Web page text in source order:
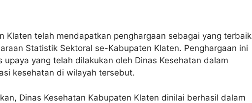
Klaten telah mendapatkan penghargaan sebagai yang terbaik
Statistik Sektoral se-Kabupaten Klaten. Penghargaan ini
upaya yang telah dilakukan oleh Dinas Kesehatan dalam
kesehatan di wilayah tersebut.
Dinas Kesehatan Kabupaten Klaten dinilai berhasil dalam